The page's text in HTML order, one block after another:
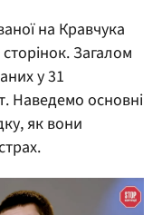
на Кравчука
Загалом
у 31
Наведемо основні
як вони